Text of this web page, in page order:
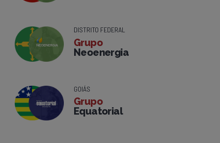
DISTRITO FEDERAL
Grupo
Neoenergia
GOIÁS
Grupo
Equatorial